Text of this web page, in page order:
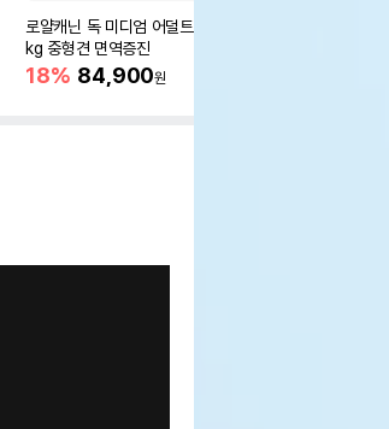
로얄캐닌 독 미디엄 어덜트 10
kg 중형견 면역증진
18% 84,900원